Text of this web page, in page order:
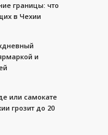
границы: что
в Чехии
и
или самокате
грозит до 20